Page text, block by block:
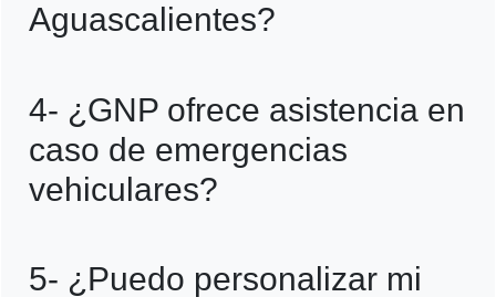
legalmente.
Aguascalientes?
al número de atención de GNP: 800 400
9000, disponible las 24 horas.
4- ¿GNP ofrece asistencia en
caso de emergencias
vehiculares?
incluyen asistencia en carretera, como
5- ¿Puedo personalizar mi